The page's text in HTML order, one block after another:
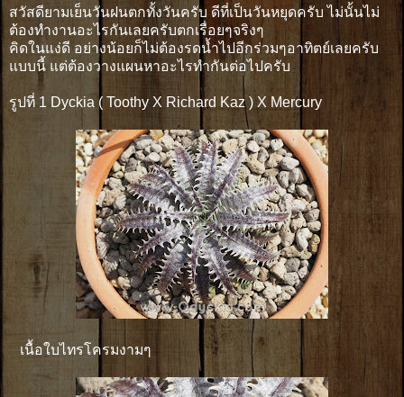
สวัสดียามเย็นวันฝนตกทั้งวันครับ ดีที่เป็นวันหยุดครับ ไม่นั้นไม่
ต้องทำงานอะไรกันเลยครับตกเรื่อยๆจริงๆ
คิดในแง่ดี อย่างน้อยก็ไม่ต้องรดน้ำไปอีกร่วมๆอาทิตย์เลยครับ
แบบนี้ แต่ต้องวางแผนหาอะไรทำกันต่อไปครับ
รูปที่ 1 Dyckia ( Toothy X Richard Kaz ) X Mercury
เนื้อใบไทรโครมงามๆ